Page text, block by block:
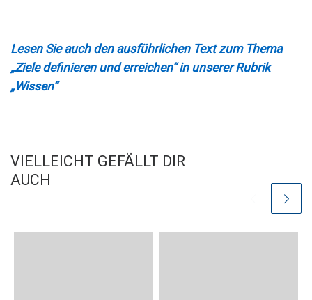
Lesen Sie auch den ausführlichen Text zum Thema
„Ziele definieren und erreichen“ in unserer Rubrik
„Wissen“
VIELLEICHT GEFÄLLT DIR
AUCH